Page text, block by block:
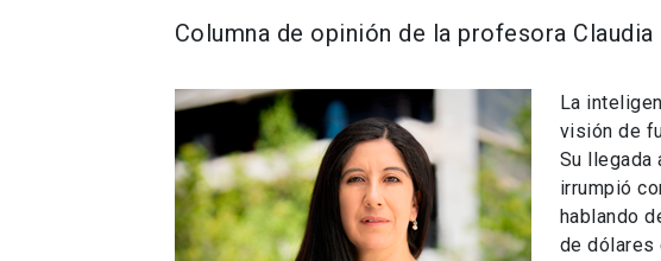
Columna de opinión de la profesora
La
visión de
Su llegada
irrumpió
hablando
de dólares